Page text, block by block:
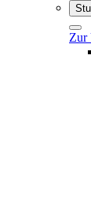
Zur